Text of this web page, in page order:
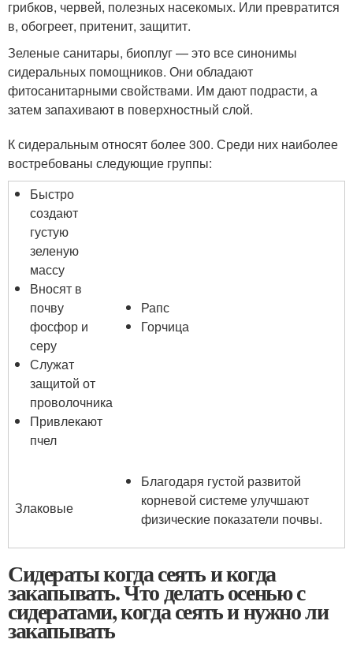
грибков, червей, полезных насекомых. Или превратится
в, обогреет, притенит, защитит.
Зеленые санитары, биоплуг — это все синонимы
сидеральных помощников. Они обладают
фитосанитарными свойствами. Им дают подрасти, а
затем запахивают в поверхностный слой.
К сидеральным относят более 300. Среди них наиболее
востребованы следующие группы:
Быстро
создают
густую
зеленую
массу
Вносят в
почву
фосфор и
серу
Служат
защитой от
проволочника
Привлекают
пчел
Рапс
Горчица
Злаковые
Благодаря густой развитой
корневой системе улучшают
физические показатели почвы.
Сидераты когда сеять и когда
закапывать. Что делать осенью с
сидератами, когда сеять и нужно ли
закапывать